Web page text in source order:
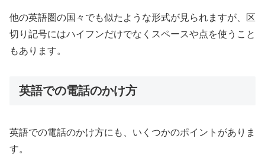
他の英語圏の国々でも似たような形式が見られますが、区
切り記号にはハイフンだけでなくスペースや点を使うこと
もあります。
英語での電話のかけ方
英語での電話のかけ方にも、いくつかのポイントがありま
す。